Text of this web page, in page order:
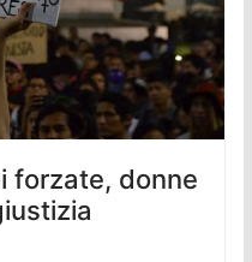
forzate, donne